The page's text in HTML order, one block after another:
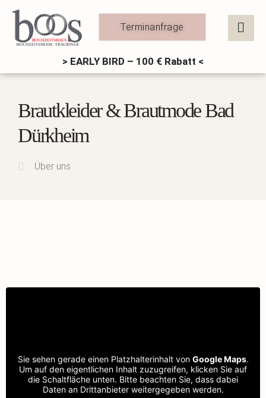
springen
Terminanfrage
> EARLY BIRD – 100 € Rabatt <
Brautkleider & Brautmode Bad
Dürkheim
Über uns
Sie sehen gerade einen Platzhalterinhalt von Google Maps.
Um auf den eigentlichen Inhalt zuzugreifen, klicken Sie auf
die Schaltfläche unten. Bitte beachten Sie, dass dabei
Daten an Drittanbieter weitergegeben werden.